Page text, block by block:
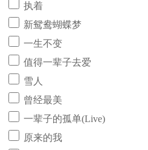
执着
新鸳鸯蝴蝶梦
一生不变
值得一辈子去爱
雪人
曾经最美
一辈子的孤单(Live)
原来的我